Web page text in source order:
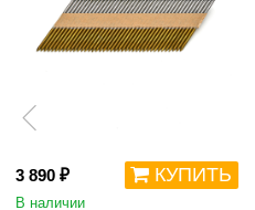
3 890 ₽ КУПИТЬ
В наличии